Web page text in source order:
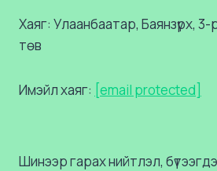
Хаяг: Улаанбаатар, Баянзүрх,
төв
Имэйл хаяг: [email protected]
Шинээр гарах нийтлэл,